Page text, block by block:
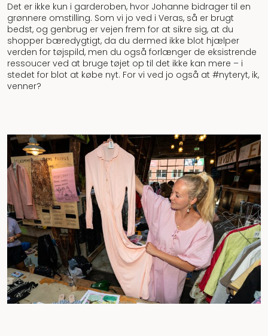
Det er ikke kun i garderoben, hvor Johanne bidrager til en
grønnere omstilling. Som vi jo ved i Veras, så er brugt
bedst, og genbrug er vejen frem for at sikre sig, at du
shopper bæredygtigt, da du dermed ikke blot hjælper
verden for tøjspild, men du også forlænger de eksistrende
ressoucer ved at bruge tøjet op til det ikke kan mere – i
stedet for blot at købe nyt. For vi ved jo også at #nyteryt, ik,
venner?